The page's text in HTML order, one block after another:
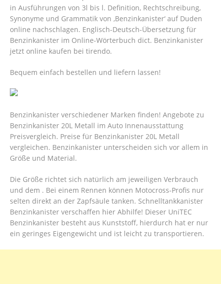
in Ausführungen von 3l bis l. Definition, Rechtschreibung,
Synonyme und Grammatik von ‚Benzinkanister‘ auf Duden
online nachschlagen. Englisch-Deutsch-Übersetzung für
Benzinkanister im Online-Wörterbuch dict. Benzinkanister
jetzt online kaufen bei tirendo.
Bequem einfach bestellen und liefern lassen!
Benzinkanister verschiedener Marken finden! Angebote zu
Benzinkanister 20L Metall im Auto Innenausstattung
Preisvergleich. Preise für Benzinkanister 20L Metall
vergleichen. Benzinkanister unterscheiden sich vor allem in
Größe und Material.
Die Größe richtet sich natürlich am jeweiligen Verbrauch
und dem . Bei einem Rennen können Motocross-Profis nur
selten direkt an der Zapfsäule tanken. Schnelltankkanister
Benzinkanister verschaffen hier Abhilfe! Dieser UniTEC
Benzinkanister besteht aus Kunststoff, hierdurch hat er nur
ein geringes Eigengewicht und ist leicht zu transportieren.